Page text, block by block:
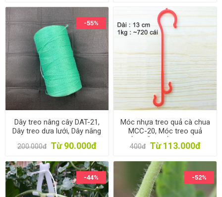
-55%
Dây treo nâng cây DAT-21,
Dây treo dưa lưới, Dây nâng
dưa leo, Dây treo cà chua,
Nho
200.000đ Từ 90.000đ
Móc nhựa treo quả cà chua
MCC-20, Móc treo quả
chống gẫy cuống, Móc treo
trái cây
400đ Từ 113.000đ
-44% -52%